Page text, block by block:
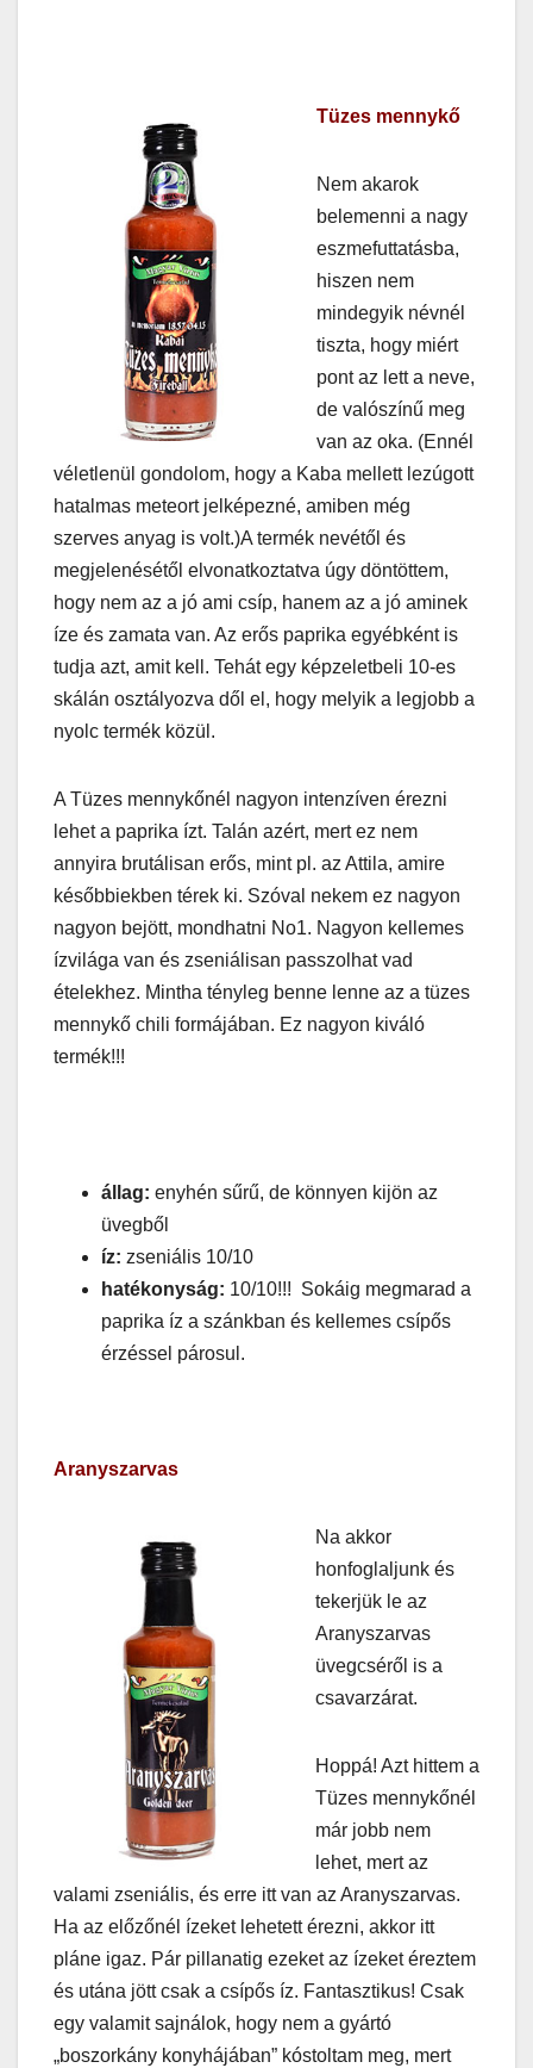
Tüzes mennykő
Nem akarok
belemenni a nagy
eszmefuttatásba,
hiszen nem
mindegyik névnél
tiszta, hogy miért
pont az lett a neve,
de valószínű meg
van az oka. (Ennél
véletlenül gondolom, hogy a Kaba mellett lezúgott
hatalmas meteort jelképezné, amiben még
szerves anyag is volt.)A termék nevétől és
megjelenésétől elvonatkoztatva úgy döntöttem,
hogy nem az a jó ami csíp, hanem az a jó aminek
íze és zamata van. Az erős paprika egyébként is
tudja azt, amit kell. Tehát egy képzeletbeli 10-es
skálán osztályozva dől el, hogy melyik a legjobb a
nyolc termék közül.
A Tüzes mennykőnél nagyon intenzíven érezni
lehet a paprika ízt. Talán azért, mert ez nem
annyira brutálisan erős, mint pl. az Attila, amire
későbbiekben térek ki. Szóval nekem ez nagyon
nagyon bejött, mondhatni No1. Nagyon kellemes
ízvilága van és zseniálisan passzolhat vad
ételekhez. Mintha tényleg benne lenne az a tüzes
mennykő chili formájában. Ez nagyon kiváló
termék!!!
állag: enyhén sűrű, de könnyen kijön az
üvegből
íz: zseniális 10/10
hatékonyság: 10/10!!! Sokáig megmarad a
paprika íz a szánkban és kellemes csípős
érzéssel párosul.
Aranyszarvas
Na akkor
honfoglaljunk és
tekerjük le az
Aranyszarvas
üvegcséről is a
csavarzárat.
Hoppá! Azt hittem a
Tüzes mennykőnél
már jobb nem
lehet, mert az
valami zseniális, és erre itt van az Aranyszarvas.
Ha az előzőnél ízeket lehetett érezni, akkor itt
pláne igaz. Pár pillanatig ezeket az ízeket éreztem
és utána jött csak a csípős íz. Fantasztikus! Csak
egy valamit sajnálok, hogy nem a gyártó
„boszorkány konyhájában” kóstoltam meg, mert